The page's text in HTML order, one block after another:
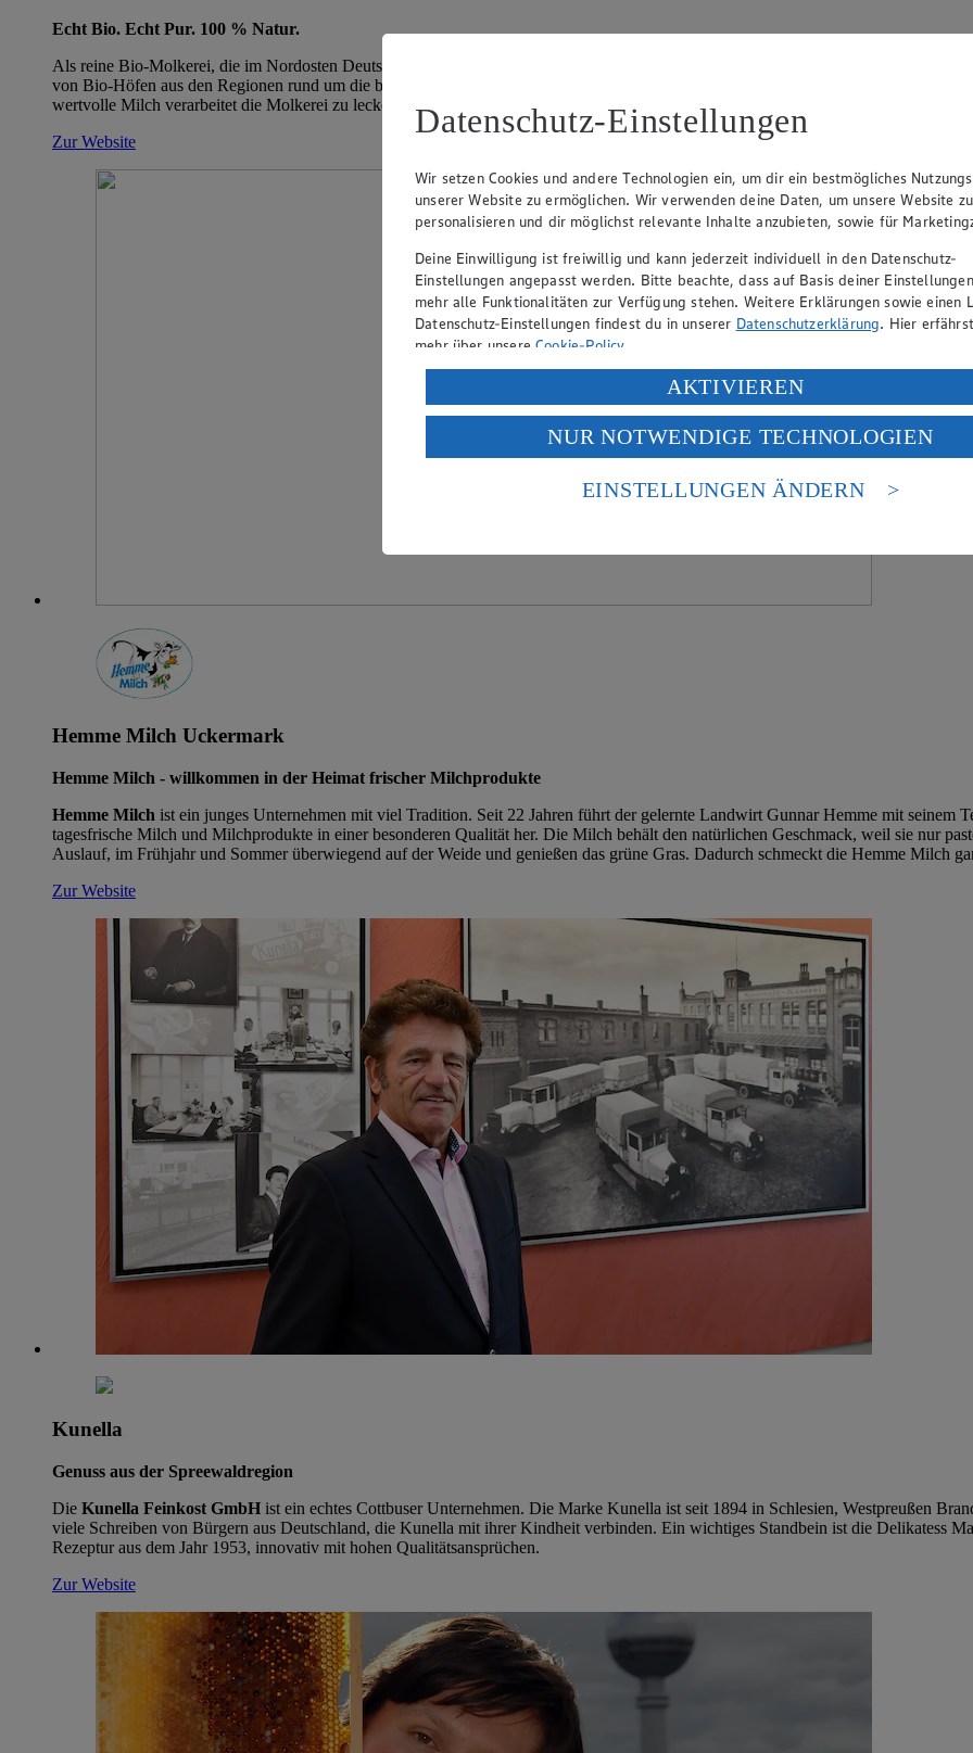
Echt Bio. Echt Pur. 100 % Natur.
Als reine Bio-Molkerei, die im Nordosten Deutschlands ihre Wurzeln hat, steht die
für Nachhaltigkeit,
von Bio-Höfen aus den Regionen rund um die beiden Standorte bezogen. Auf diese Weise wird die regionale Infrastruktur
wertvolle Milch verarbeitet die Molkerei zu leckeren Milchprodukten – natürlich alles in feinster, verbandszertifizierter Bio-Qualität.
Zur Website
Hemme Milch Uckermark
Hemme Milch - willkommen in der Heimat frischer Milchprodukte
Hemme Milch ist ein junges Unternehmen mit viel Tradition. Seit 22 Jahren führt der gelernte Landwirt Gunnar Hemme mit seinem
tagesfrische Milch und Milchprodukte in einer besonderen Qualität her. Die Milch behält den natürlichen Geschmack, weil sie nur
Auslauf, im Frühjahr und Sommer überwiegend auf der Weide und genießen das grüne Gras. Dadurch schmeckt die Hemme Milch
Zur Website
Kunella
Genuss aus der Spreewaldregion
Die Kunella Feinkost GmbH ist ein echtes Cottbuser Unternehmen. Die Marke Kunella ist seit 1894 in Schlesien, Westpreußen
viele Schreiben von Bürgern aus Deutschland, die Kunella mit ihrer Kindheit verbinden. Ein wichtiges Standbein ist die Delikatess
Rezeptur aus dem Jahr 1953, innovativ mit hohen Qualitätsansprüchen.
Zur Website
Datenschutz-Einstellungen
Wir setzen Cookies und andere Technologien ein, um dir ein bestmögliches
unserer Website zu ermöglichen. Wir verwenden deine Daten, um unsere Website zu
personalisieren und dir möglichst relevante Inhalte anzubieten, sowie für
Deine Einwilligung ist freiwillig und kann jederzeit individuell in den Datenschutz-
Einstellungen angepasst werden. Bitte beachte, dass auf Basis deiner
mehr alle Funktionalitäten zur Verfügung stehen. Weitere Erklärungen sowie einen
Datenschutz-Einstellungen findest du in unserer Datenschutzerklärung. Hier
mehr über unsereCookie-Policy.
Verarbeitung deiner personenbezogenen Daten in den USA durch Facebook und
Wenn du auf „Aktivieren“ klickst, willigst du im Sinne des Art. 49 Abs. 1 Satz 1 lit.
ein, dass deine Daten in den USA verarbeitet werden. Der EuGH sieht die USA als
einem nach europäischen Standards nicht angemessenen Datenschutzniveau an. Es
Risiko eines Zugriffs durch US-amerikanische Behörden.
AKTIVIEREN
NUR NOTWENDIGE TECHNOLOGIEN
EINSTELLUNGEN ÄNDERN